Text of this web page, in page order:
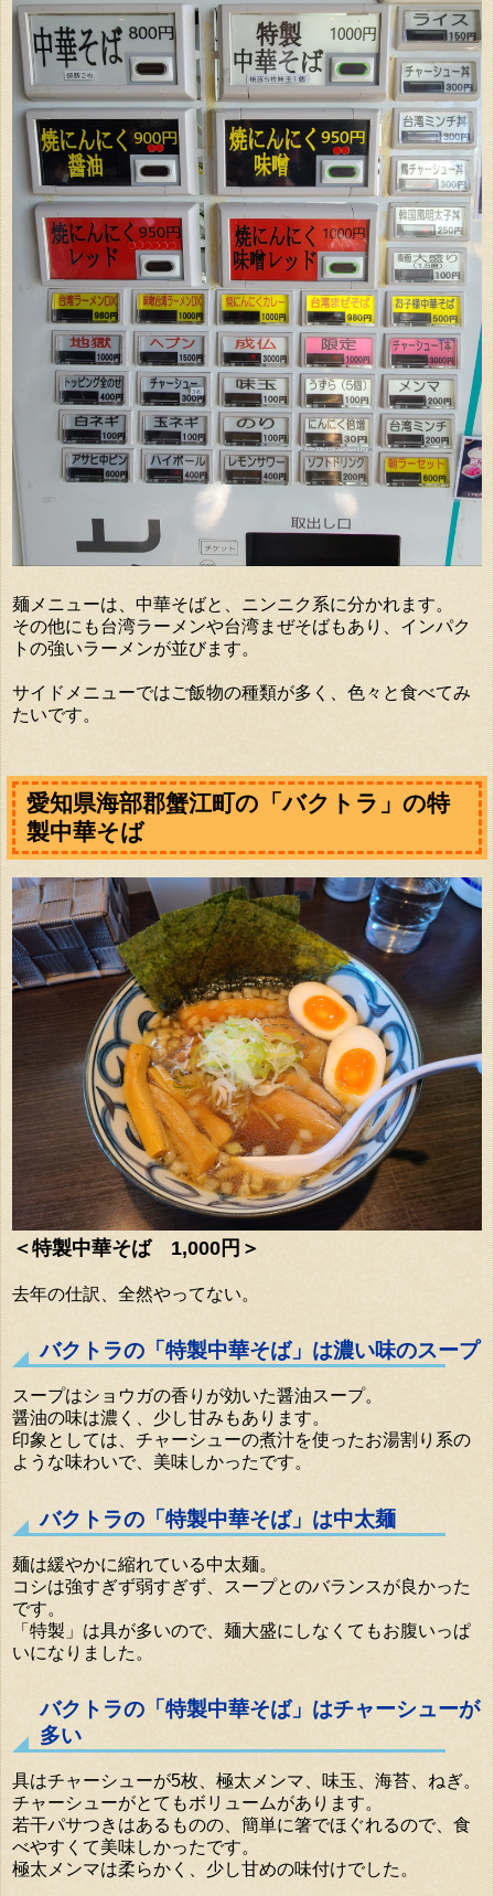
麺メニューは、中華そばと、ニンニク系に分かれます。
その他にも台湾ラーメンや台湾まぜそばもあり、インパク
トの強いラーメンが並びます。
サイドメニューではご飯物の種類が多く、色々と食べてみ
たいです。
愛知県海部郡蟹江町の「バクトラ」の特
製中華そば
＜特製中華そば 1,000円＞
去年の仕訳、全然やってない。
バクトラの「特製中華そば」は濃い味のスープ
スープはショウガの香りが効いた醤油スープ。
醤油の味は濃く、少し甘みもあります。
印象としては、チャーシューの煮汁を使ったお湯割り系の
ような味わいで、美味しかったです。
バクトラの「特製中華そば」は中太麺
麺は緩やかに縮れている中太麺。
コシは強すぎず弱すぎず、スープとのバランスが良かった
です。
「特製」は具が多いので、麺大盛にしなくてもお腹いっぱ
いになりました。
バクトラの「特製中華そば」はチャーシューが
多い
具はチャーシューが5枚、極太メンマ、味玉、海苔、ねぎ。
チャーシューがとてもボリュームがあります。
若干パサつきはあるものの、簡単に箸でほぐれるので、食
べやすくて美味しかったです。
極太メンマは柔らかく、少し甘めの味付けでした。